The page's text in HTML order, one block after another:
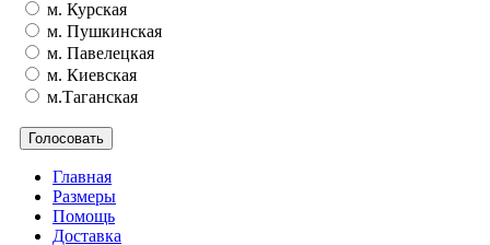
м. Курская
м. Пушкинская
м. Павелецкая
м. Киевская
м.Таганская
Главная
Размеры
Помощь
Доставка